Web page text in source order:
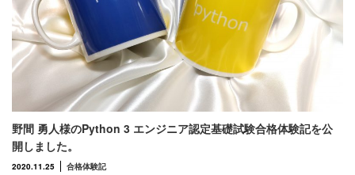
野間 勇人様のPython 3 エンジニア認定基礎試験合格体験記を公
開しました。
2020.11.25 合格体験記